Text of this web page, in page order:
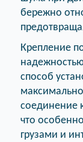
бережно
Крепление
способ
соединение
что
грузами и